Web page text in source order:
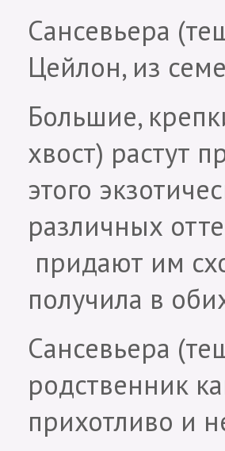
Сансевьера
Цейлон, из
Большие,
хвост) растут
этого
различных
придают им
получила в
Сансевьера
родственник
прихотливо и